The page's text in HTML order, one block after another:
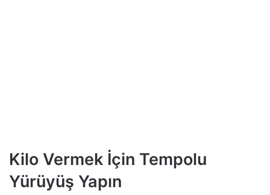
Kilo Vermek İçin Tempolu
Yürüyüş Yapın